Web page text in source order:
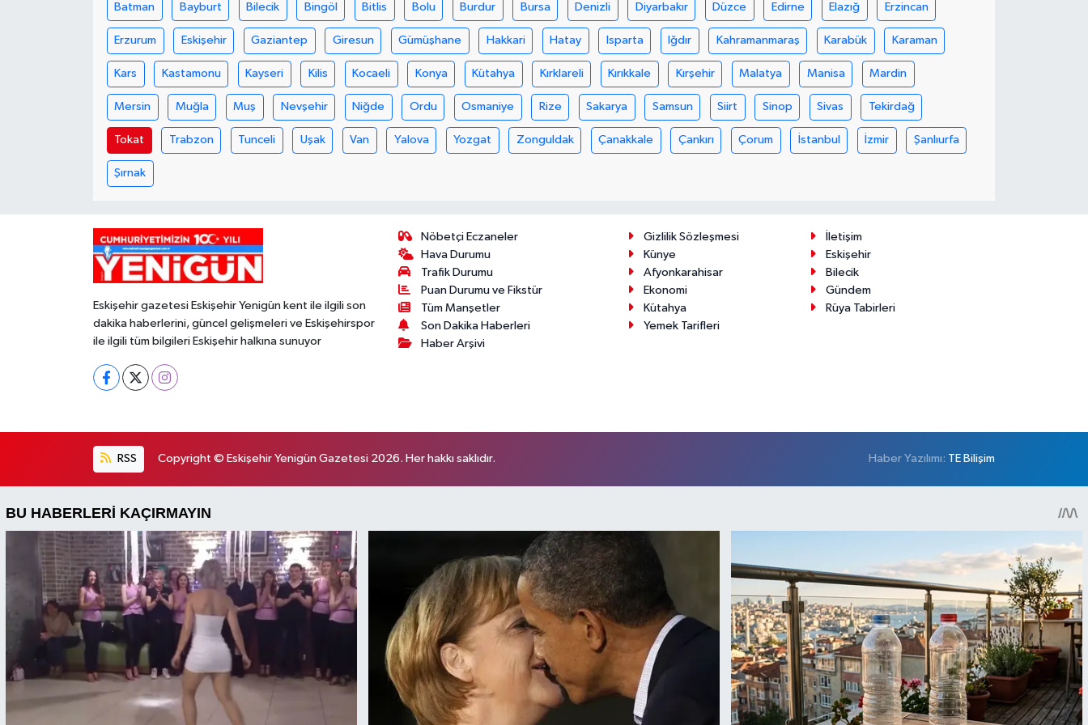
Batman Bayburt Bilecik Bingöl Bitlis Bolu Burdur Bursa Denizli Diyarbakır Düzce Edirne Elazığ Erzincan
Erzurum Eskişehir Gaziantep Giresun Gümüşhane Hakkari Hatay Isparta Iğdır Kahramanmaraş Karabük Karaman
Kars Kastamonu Kayseri Kilis Kocaeli Konya Kütahya Kırklareli Kırıkkale Kırşehir Malatya Manisa Mardin
Mersin Muğla Muş Nevşehir Niğde Ordu Osmaniye Rize Sakarya Samsun Siirt Sinop Sivas Tekirdağ
Tokat Trabzon Tunceli Uşak Van Yalova Yozgat Zonguldak Çanakkale Çankırı Çorum İstanbul İzmir Şanlıurfa
Şırnak
Eskişehir gazetesi Eskişehir Yenigün kent ile ilgili son
dakika haberlerini, güncel gelişmeleri ve Eskişehirspor
ile ilgili tüm bilgileri Eskişehir halkına sunuyor
Nöbetçi Eczaneler
Hava Durumu
Trafik Durumu
Puan Durumu ve Fikstür
Tüm Manşetler
Son Dakika Haberleri
Haber Arşivi
Gizlilik Sözleşmesi
İletişim
Künye
Eskişehir
Afyonkarahisar
Bilecik
Ekonomi
Gündem
Kütahya
Rüya Tabirleri
Yemek Tarifleri
RSS Copyright © Eskişehir Yenigün Gazetesi 2026. Her hakkı saklıdır. Haber Yazılımı: TE Bilişim